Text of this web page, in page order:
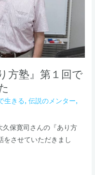
方塾』第１回で
生きる,伝説のメンター,
保寛司さんの『あり方
をさせていただきまし